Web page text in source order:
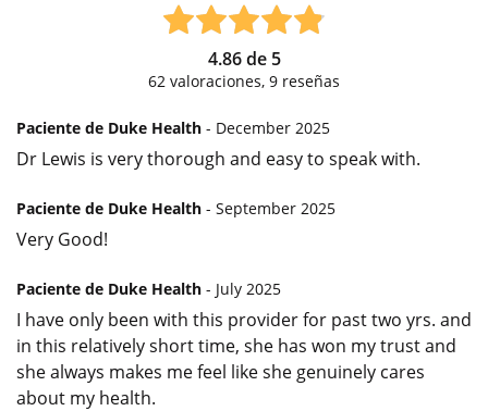
4.86de 5
62 valoraciones, 9 reseñas
Paciente de Duke Health - December 2025
Dr Lewis is very thorough and easy to speak with.
Paciente de Duke Health - September 2025
Very Good!
Paciente de Duke Health - July 2025
I have only been with this provider for past two yrs. and
in this relatively short time, she has won my trust and
she always makes me feel like she genuinely cares
about my health.